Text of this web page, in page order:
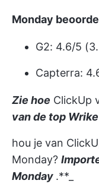
Monday
G2: 4.6/5
Capterra:
Zie hoe ClickUp
van de top
hou je van
Monday?
Monday .**_